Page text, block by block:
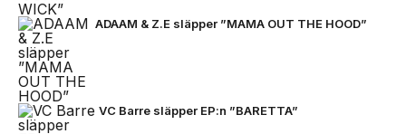
ADAAM & Z.E släpper ”MAMA OUT THE HOOD”
VC Barre släpper EP:n ”BARETTA”